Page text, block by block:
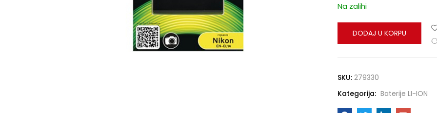
Na zalihi
DODAJ U KORPU
SKU: 279330
Kategorija: Baterije LI-ION